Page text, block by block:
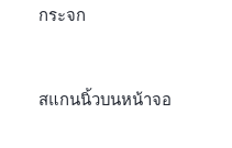
กระจก
สแกนนิ้วบนหน้าจอ